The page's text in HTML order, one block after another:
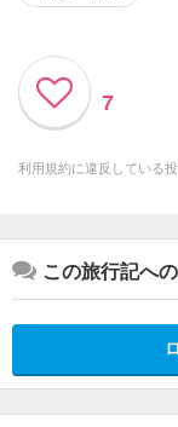
7
利用規約に違反している
この旅行記へ